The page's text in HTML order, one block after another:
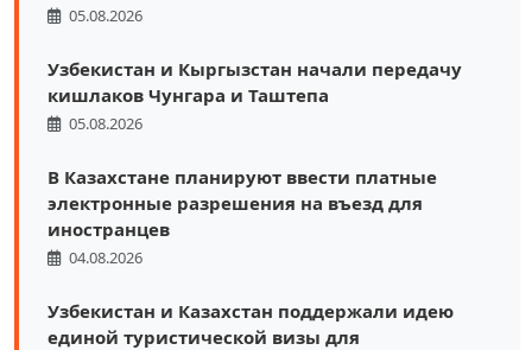
05.08.2026
Узбекистан и Кыргызстан начали передачу
кишлаков Чунгара и Таштепа
05.08.2026
В Казахстане планируют ввести платные
электронные разрешения на въезд для
иностранцев
04.08.2026
Узбекистан и Казахстан поддержали идею
единой туристической визы для